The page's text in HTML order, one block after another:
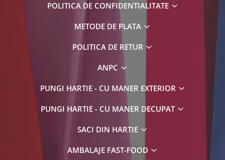
POLITICA DE CONFIDENTIALITATE
METODE DE PLATA
POLITICA DE RETUR
ANPC
PUNGI HARTIE - CU MANER EXTERIOR
PUNGI HARTIE - CU MANER DECUPAT
SACI DIN HARTIE
AMBALAJE FAST-FOOD